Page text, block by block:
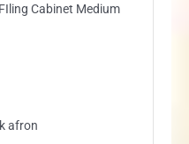
Cabinet Medium
afron